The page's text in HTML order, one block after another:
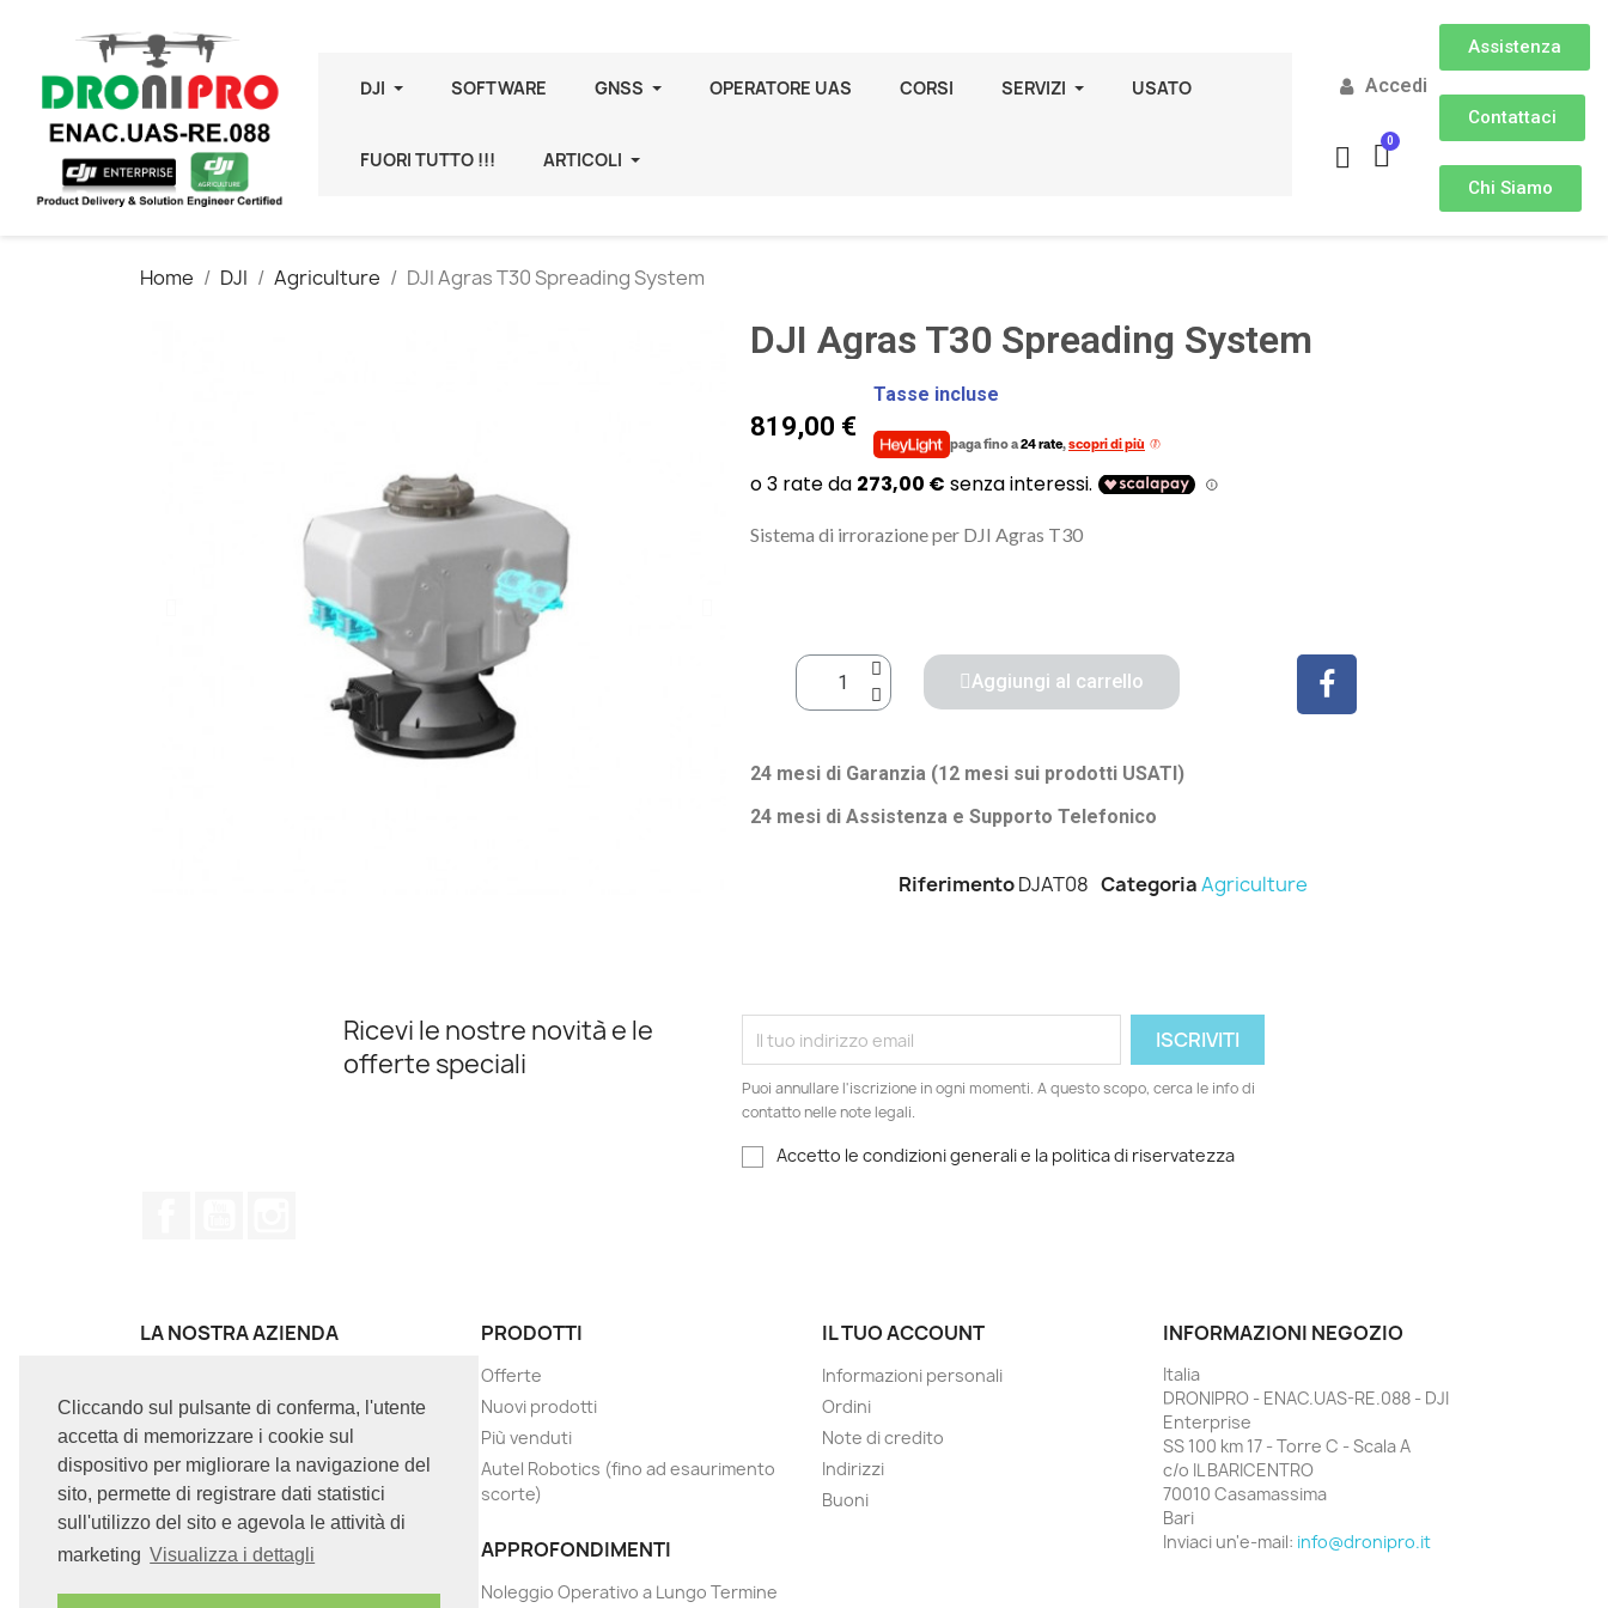
Cliccando sul pulsante di conferma, l'utente
accetta di memorizzare i cookie sul
dispositivo per migliorare la navigazione del
sito, permette di registrare dati statistici
sull'utilizzo del sito e agevola le attività di
marketing Visualizza i dettagli
DJI SOFTWARE GNSS OPERATORE UAS CORSI SERVIZI USATO
FUORI TUTTO !!! ARTICOLI
Accedi
Assistenza
Contattaci
Chi Siamo
Home DJI Agriculture DJI Agras T30 Spreading System
DJI Agras T30 Spreading System
819,00 €
Tasse incluse
paga fino a24 rate,scopri di più
Sistema di irrorazione per DJI Agras T30
Aggiungi al carrello
24 mesi di Garanzia (12 mesi sui prodotti USATI)
24 mesi di Assistenza e Supporto Telefonico
RiferimentoDJAT08 CategoriaAgriculture
Ricevi le nostre novità e le
offerte speciali
Puoi annullare l'iscrizione in ogni momenti. A questo scopo, cerca le info di
contatto nelle note legali.
Accetto le condizioni generali e la politica di riservatezza
LA NOSTRA AZIENDA
Chi siamo
GDRP / Privacy
Contattaci
PERMUTE
Negozi
Assistenza
PRODOTTI
Offerte
Nuovi prodotti
Più venduti
Autel Robotics (fino ad esaurimento
scorte)
APPROFONDIMENTI
Noleggio Operativo a Lungo Termine
IL TUO ACCOUNT
Informazioni personali
Ordini
Note di credito
Indirizzi
Buoni
INFORMAZIONI NEGOZIO
Italia
DRONIPRO - ENAC.UAS-RE.088 - DJI
Enterprise
SS 100 km 17 - Torre C - Scala A
c/o IL BARICENTRO
70010 Casamassima
Bari
Inviaci un'e-mail: info@dronipro.it